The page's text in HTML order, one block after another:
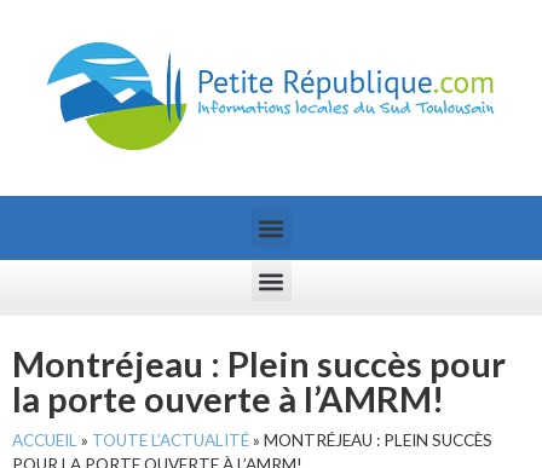
Montréjeau : Plein succès pour
la porte ouverte à l’AMRM!
ACCUEIL » TOUTE L’ACTUALITÉ» MONTRÉJEAU : PLEIN SUCCÈS